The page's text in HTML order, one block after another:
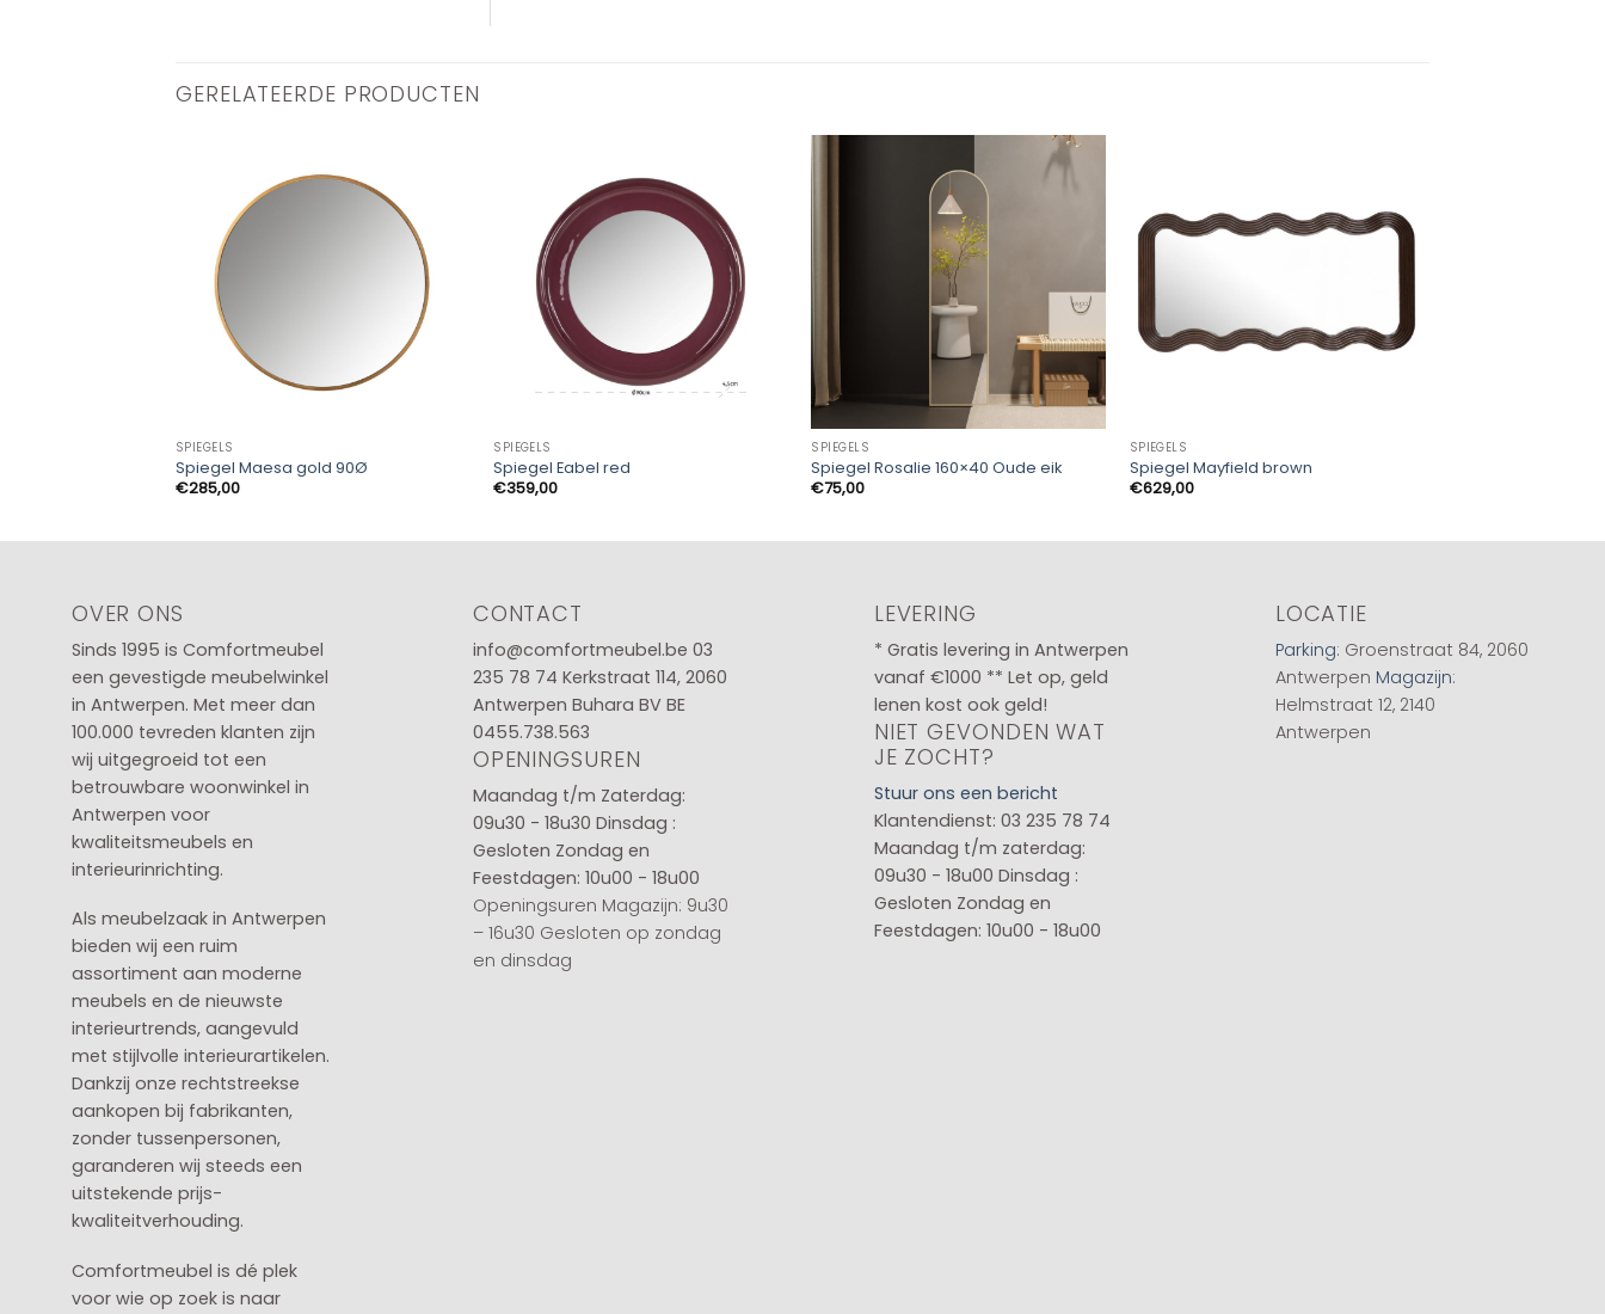
GERELATEERDE PRODUCTEN
SPIEGELS
Spiegel Maesa gold 90Ø
€285,00
SPIEGELS
Spiegel Eabel red
€359,00
SPIEGELS
Spiegel Rosalie 160×40 Oude eik
€75,00
SPIEGELS
Spiegel Mayfield brown
€629,00
OVER ONS
Sinds 1995 is Comfortmeubel
een gevestigde meubelwinkel
in Antwerpen. Met meer dan
100.000 tevreden klanten zijn
wij uitgegroeid tot een
betrouwbare woonwinkel in
Antwerpen voor
kwaliteitsmeubels en
interieurinrichting.
Als meubelzaak in Antwerpen
bieden wij een ruim
assortiment aan moderne
meubels en de nieuwste
interieurtrends, aangevuld
met stijlvolle interieurartikelen.
Dankzij onze rechtstreekse
aankopen bij fabrikanten,
zonder tussenpersonen,
garanderen wij steeds een
uitstekende prijs-
kwaliteitverhouding.
Comfortmeubel is dé plek
voor wie op zoek is naar
CONTACT
info@comfortmeubel.be 03
235 78 74 Kerkstraat 114, 2060
Antwerpen Buhara BV BE
0455.738.563
OPENINGSUREN
Maandag t/m Zaterdag:
09u30 - 18u30 Dinsdag :
Gesloten Zondag en
Feestdagen: 10u00 - 18u00
Openingsuren Magazijn: 9u30
– 16u30 Gesloten op zondag
en dinsdag
LEVERING
* Gratis levering in Antwerpen
vanaf €1000 ** Let op, geld
lenen kost ook geld!
NIET GEVONDEN WAT
JE ZOCHT?
Stuur ons een bericht
Klantendienst: 03 235 78 74
Maandag t/m zaterdag:
09u30 - 18u00 Dinsdag :
Gesloten Zondag en
Feestdagen: 10u00 - 18u00
LOCATIE
Parking: Groenstraat 84, 2060
Antwerpen Magazijn:
Helmstraat 12, 2140
Antwerpen